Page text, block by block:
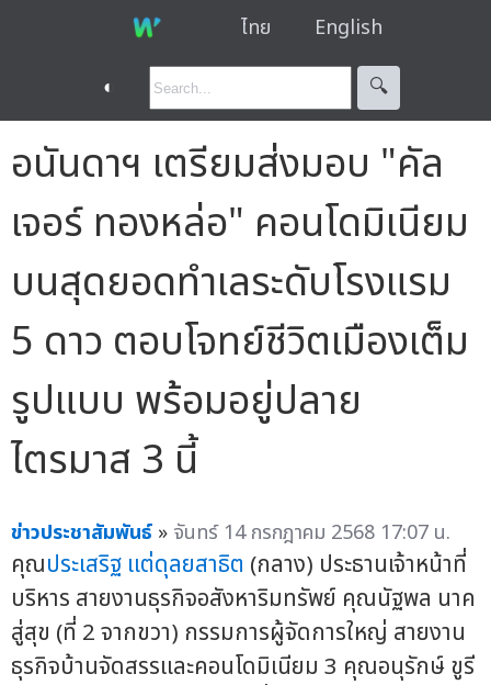
ไทย English
◐ 🔍︎
อนันดาฯ เตรียมส่งมอบ "คัล
เจอร์ ทองหล่อ" คอนโดมิเนียม
บนสุดยอดทำเลระดับโรงแรม
5 ดาว ตอบโจทย์ชีวิตเมืองเต็ม
รูปแบบ พร้อมอยู่ปลาย
ไตรมาส 3 นี้
ข่าวประชาสัมพันธ์ » จันทร์ 14 กรกฎาคม 2568 17:07 น.
คุณประเสริฐ แต่ดุลยสาธิต (กลาง) ประธานเจ้าหน้าที่
บริหาร สายงานธุรกิจอสังหาริมทรัพย์ คุณนัฐพล นาค
สู่สุข (ที่ 2 จากขวา) กรรมการผู้จัดการใหญ่ สายงาน
ธุรกิจบ้านจัดสรรและคอนโดมิเนียม 3 คุณอนุรักษ์ ขูรี